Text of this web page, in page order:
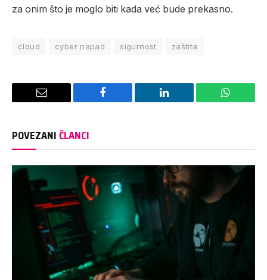
za onim što je moglo biti kada već bude prekasno.
cloud cyber napad sigurnost zaštita
Email Facebook LinkedIn
POVEZANIČLANCI